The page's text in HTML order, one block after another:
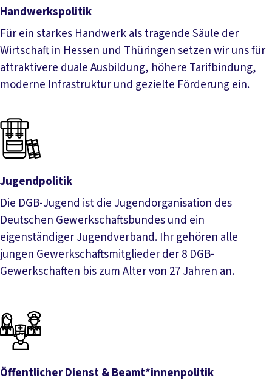
Handwerkspolitik
Für ein starkes Handwerk als tragende Säule der
Wirtschaft in Hessen und Thüringen setzen wir uns für
attraktivere duale Ausbildung, höhere Tarifbindung,
moderne Infrastruktur und gezielte Förderung ein.
Jugendpolitik
Die DGB-Jugend ist die Jugendorganisation des
Deutschen Gewerkschaftsbundes und ein
eigenständiger Jugendverband. Ihr gehören alle
jungen Gewerkschaftsmitglieder der 8 DGB-
Gewerkschaften bis zum Alter von 27 Jahren an.
Öffentlicher Dienst & Beamt*innenpolitik